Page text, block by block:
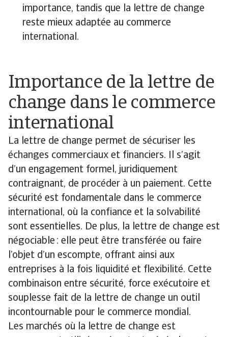
importance, tandis que la lettre de change
reste mieux adaptée au commerce
international.
Importance de la lettre de
change dans le commerce
international
La lettre de change permet de sécuriser les
échanges commerciaux et financiers. Il s’agit
d’un engagement formel, juridiquement
contraignant, de procéder à un paiement. Cette
sécurité est fondamentale dans le commerce
international, où la confiance et la solvabilité
sont essentielles. De plus, la lettre de change est
négociable : elle peut être transférée ou faire
l’objet d’un escompte, offrant ainsi aux
entreprises à la fois liquidité et flexibilité. Cette
combinaison entre sécurité, force exécutoire et
souplesse fait de la lettre de change un outil
incontournable pour le commerce mondial.
Les marchés où la lettre de change est